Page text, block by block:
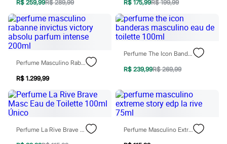
Calçados
Botas
Chinelos
Pantufas
Rasteirinhas
Tênis
Diversão
Marcas
Baby Club
Fifteen
Miss Fifteen
Palomino
Moda íntima
R$ 259,99R$ 289,99 R$ 175,99R$ 199,99
Perfume Masculino Rabanne Invictus Victory Absolu Parfum Intense 200ml
R$ 1.299,99
Perfume The Icon Banderas Masculino Eau De Toilette 100ml
R$ 239,99R$ 269,99
Perfume La Rive Brave Masc Eau De Toilette 100ml Único Perfume Masculino Extreme Story Edp La Rive 75ml